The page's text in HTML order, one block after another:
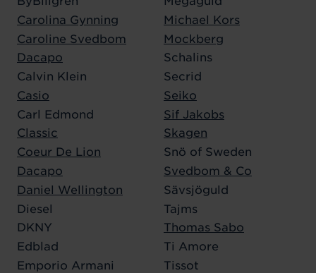
Carolina Gynning
Caroline Svedbom
Dacapo
Calvin Klein
Casio
Carl Edmond
Classic
Coeur De Lion
Dacapo
Daniel Wellington
Diesel
DKNY
Edblad
Emporio Armani
Michael Kors
Mockberg
Schalins
Secrid
Seiko
Sif Jakobs
Skagen
Snö of Sweden
Svedbom & Co
Sävsjöguld
Tajms
Thomas Sabo
Ti Amore
Tissot